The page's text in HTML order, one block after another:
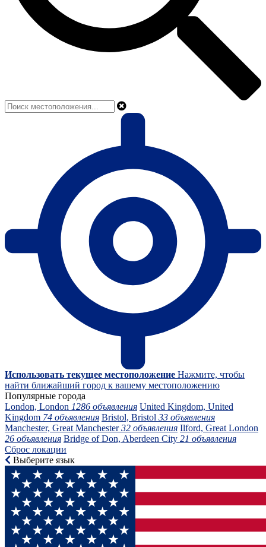
Использовать текущее местоположение Нажмите, чтобы
найти ближайший город к вашему местоположению
Популярные города
London, London 1286 объявления United Kingdom, United
Kingdom 74 объявления Bristol, Bristol 33 объявления
Manchester, Great Manchester32 объявления Ilford, Great London
26 объявления Bridge of Don, Aberdeen City 21 объявления
Сброс локации
Выберите язык